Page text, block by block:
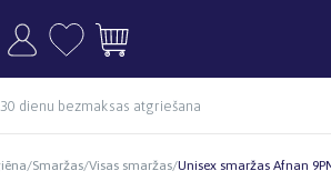
30 dienu bezmaksas atgriešana
/Smaržas/Visas smaržas/Unisex smaržas Afnan